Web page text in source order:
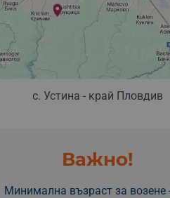
с. Устина - край Пловдив
Важно!
Минимална възраст за возене